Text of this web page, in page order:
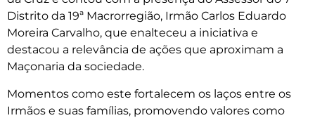
Distrito da 19ª Macrorregião, Irmão Carlos Eduardo
Moreira Carvalho, que enalteceu a iniciativa e
destacou a relevância de ações que aproximam a
Maçonaria da sociedade.
Momentos como este fortalecem os laços entre os
Irmãos e suas famílias, promovendo valores como